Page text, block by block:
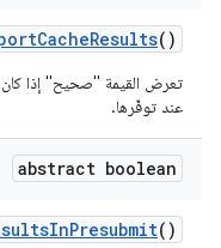
CacheResults()
تعرض القيمة "صحيح" إذا
عند توفّرها.
abstract boolean
InPresubmit()